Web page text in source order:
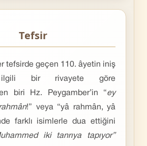
Tefsir
tefsirde geçen 110. âyetin iniş
ilgili bir rivayete göre
biri Hz. Peygamber’in “ey
!” veya “yâ rahmân, yâ
farklı isimlerle dua ettiğini
iki tanrıya tapıyor”